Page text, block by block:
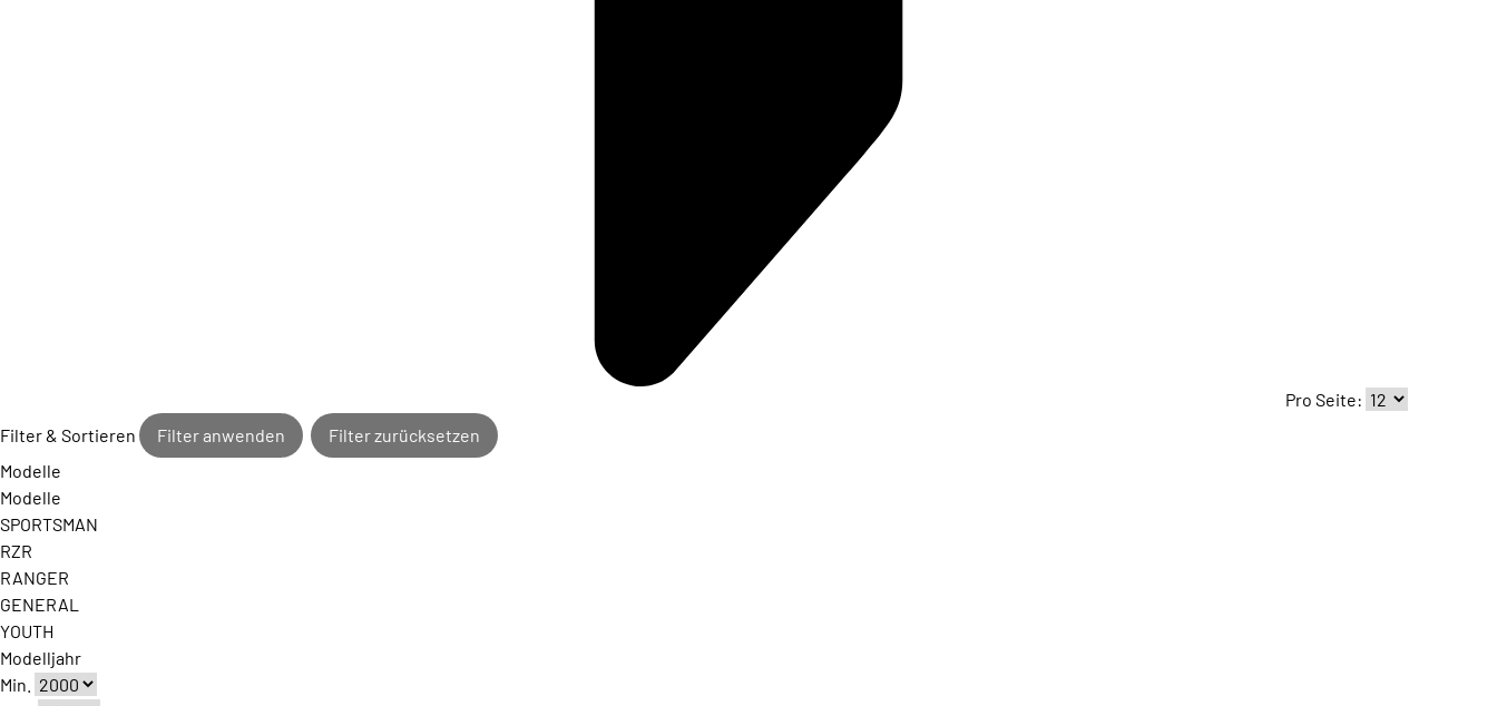
Pro Seite:
Filter & Sortieren
Filter anwenden
Filter zurücksetzen
Modelle
Modelle
SPORTSMAN
RZR
RANGER
GENERAL
YOUTH
Modelljahr
Min.